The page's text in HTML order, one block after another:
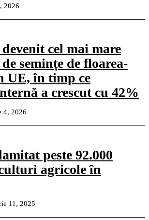
2026
cel mai mare
semințe de floarea-
UE, în timp ce
a crescut cu 42%
4, 2026
peste 92.000
agricole în
11, 2025